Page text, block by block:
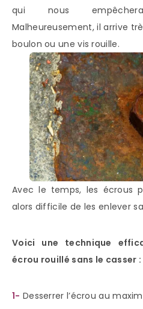
qui nous
Malheureusement, il arrive
boulon ou une vis rouille.
Avec le temps, les écrous
alors difficile de les enlever
Voici une technique
écrou rouillé sans le casser :
1- Desserrer l’écrou au